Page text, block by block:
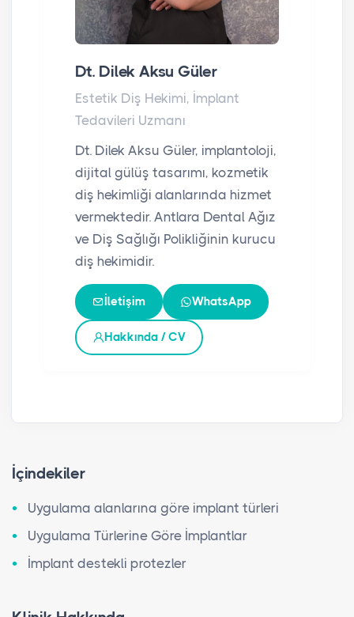
Dt. Dilek Aksu Güler
Estetik Diş Hekimi, İmplant
Tedavileri Uzmanı
Dt. Dilek Aksu Güler, implantoloji,
dijital gülüş tasarımı, kozmetik
diş hekimliği alanlarında hizmet
vermektedir. Antlara Dental Ağız
ve Diş Sağlığı Polikliğinin kurucu
diş hekimidir.
İletişim WhatsApp
Hakkında / CV
İçindekiler
Uygulama alanlarına göre implant türleri
Uygulama Türlerine Göre İmplantlar
İmplant destekli protezler